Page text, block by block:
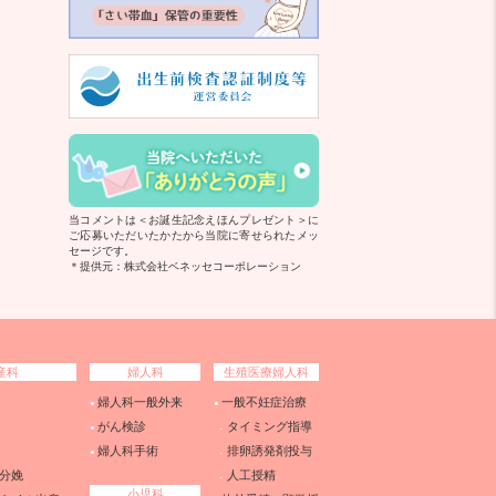
当コメントは＜お誕生記念えほんプレゼント＞に
ご応募いただいたかたから当院に寄せられたメッ
セージです。
＊提供元：株式会社ベネッセコーポレーション
科
娩
婦人科
婦人科一般外来
がん検診
婦人科手術
生殖医療婦人科
一般不妊症治療
タイミング指導
排卵誘発剤投与
人工授精